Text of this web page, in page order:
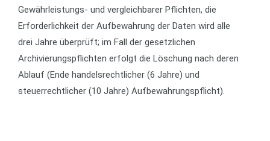
Gewährleistungs- und vergleichbarer Pflichten, die
Erforderlichkeit der Aufbewahrung der Daten wird alle
drei Jahre überprüft; im Fall der gesetzlichen
Archivierungspflichten erfolgt die Löschung nach deren
Ablauf (Ende handelsrechtlicher (6 Jahre) und
steuerrechtlicher (10 Jahre) Aufbewahrungspflicht).